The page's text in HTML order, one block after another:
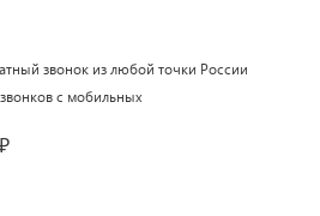
звонок из любой точки России
с мобильных
₽